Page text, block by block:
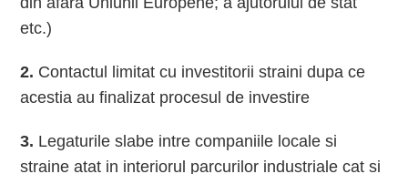
etc.)
2. Contactul limitat cu investitorii straini dupa ce
acestia au finalizat procesul de investire
3. Legaturile slabe intre companiile locale si
straine atat in interiorul parcurilor industriale cat si